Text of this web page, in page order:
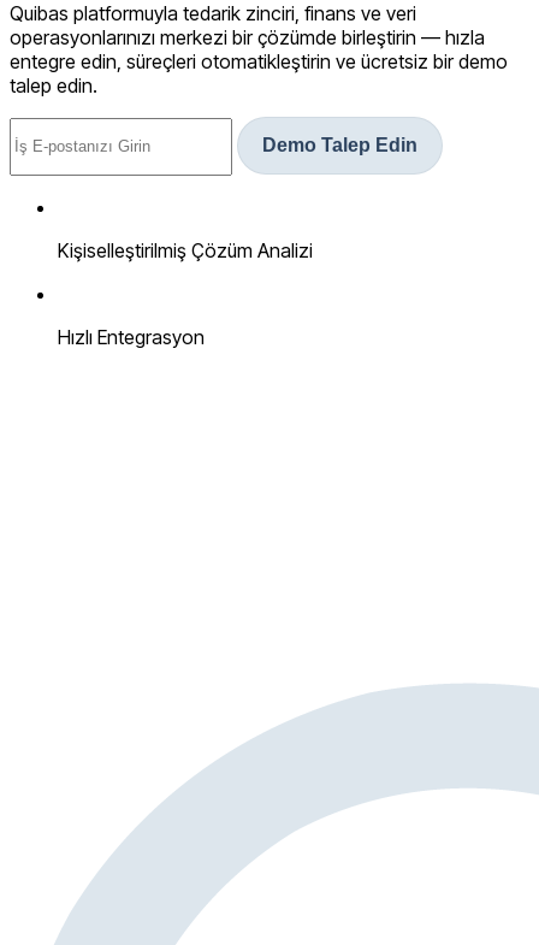
Quibas platformuyla tedarik zinciri, finans ve veri
operasyonlarınızı merkezi bir çözümde birleştirin — hızla
entegre edin, süreçleri otomatikleştirin ve ücretsiz bir demo
talep edin.
Demo Talep Edin
Kişiselleştirilmiş Çözüm Analizi
Hızlı Entegrasyon